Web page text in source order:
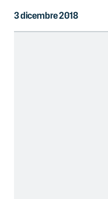
3 dicembre 2018